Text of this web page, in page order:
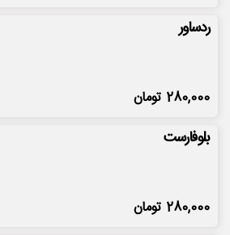
ردساور
280,000 تومان
بلوفارست
280,000 تومان